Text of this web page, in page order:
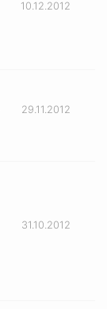
10.12.2012
29.11.2012
31.10.2012